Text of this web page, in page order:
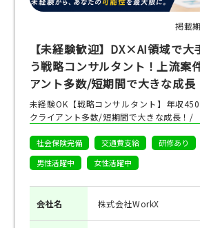
掲載
【未経験歓迎】DX×AI領域で大
う戦略コンサルタント！上流案
アント多数/短期間で大きな成長
未経験OK【戦略コンサルタント】年収
クライアント多数/短期間で大きな成長！/
社会保険完備 交通費支給 研修あり
男性活躍中
女性活躍中
会社名 株式会社WorkX